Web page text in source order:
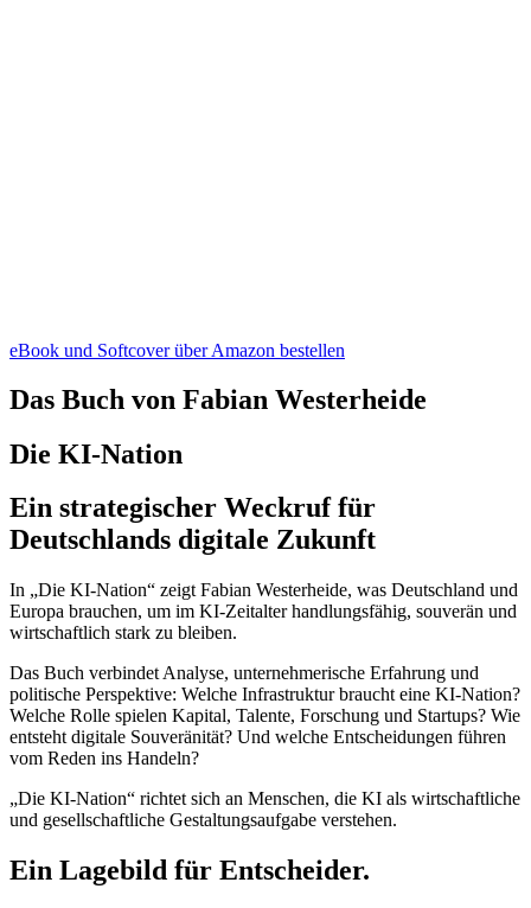
eBook und Softcover über Amazon bestellen
Das Buch von Fabian Westerheide
Die KI-Nation
Ein strategischer Weckruf für
Deutschlands digitale Zukunft
In „Die KI-Nation“ zeigt Fabian Westerheide, was Deutschland und
Europa brauchen, um im KI-Zeitalter handlungsfähig, souverän und
wirtschaftlich stark zu bleiben.
Das Buch verbindet Analyse, unternehmerische Erfahrung und
politische Perspektive: Welche Infrastruktur braucht eine KI-Nation?
Welche Rolle spielen Kapital, Talente, Forschung und Startups? Wie
entsteht digitale Souveränität? Und welche Entscheidungen führen
vom Reden ins Handeln?
„Die KI-Nation“ richtet sich an Menschen, die KI als wirtschaftliche
und gesellschaftliche Gestaltungsaufgabe verstehen.
Ein Lagebild für Entscheider.